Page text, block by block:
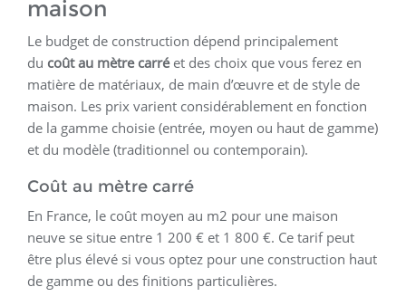
maison
Le budget de construction dépend principalement
du coût au mètre carréet des choix que vous ferez en
matière de matériaux, de main d’œuvre et de style de
maison. Les prix varient considérablement en fonction
de la gamme choisie (entrée, moyen ou haut de gamme)
et du modèle (traditionnel ou contemporain).
Coût au mètre carré
En France, le coût moyen au m2 pour une maison
neuve se situe entre 1 200 € et 1 800 €. Ce tarif peut
être plus élevé si vous optez pour une construction haut
de gamme ou des finitions particulières.